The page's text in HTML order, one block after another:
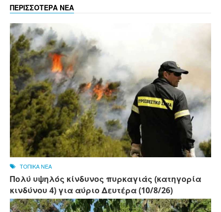
ΠΕΡΙΣΣΟΤΕΡΑ ΝΕΑ
ΤΟΠΙΚΑ ΝΕΑ
Πολύ υψηλός κίνδυνος πυρκαγιάς (κατηγορία
κινδύνου 4) για αύριο Δευτέρα (10/8/26)